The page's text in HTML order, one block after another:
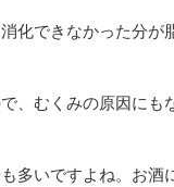
化できなかった分
、むくみの原因にも
多いですよね。お